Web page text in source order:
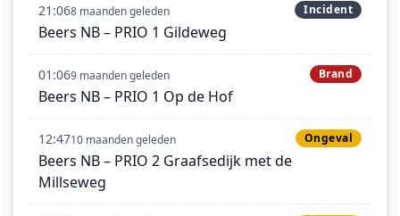
21:068 maanden geleden Incident
Beers NB – PRIO 1 Gildeweg
01:069 maanden geleden Brand
Beers NB – PRIO 1 Op de Hof
12:4710 maanden geleden Ongeval
Beers NB – PRIO 2 Graafsedijk met de
Millseweg